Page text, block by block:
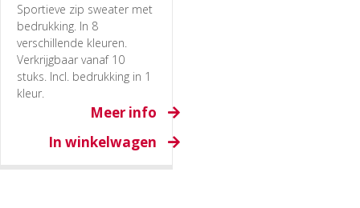
Meer info
In winkelwagen
Sportieve zip sweater met
bedrukking. In 8
verschillende kleuren.
Verkrijgbaar vanaf 10
stuks. Incl. bedrukking in 1
kleur.